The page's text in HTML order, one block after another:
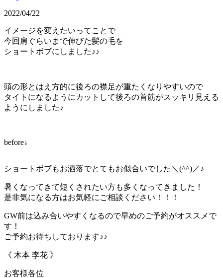
2022/04/22
イメージを変えたいってことで
今回肩ぐらいまで伸びた髪の毛を
ショートボブにしました♪♪
頭の形とはえ方的に後ろの襟足が重たくなりやすいので
タイトになるようにカットして後ろの首筋がスッキリ見える
ようにしました♪
before↓
ショートボブもお洒落でとてもお似合いでした＼(^^)／♪
暑くなってきて短くされたい方も多くなってきました！
是非気になる方はお気軽にご相談ください！！！
GW前は込み合いやすくなるので早めのご予約がオススメで
す！
ご予約お待ちしております♪♪
《 木本 李花 》
お客様各位